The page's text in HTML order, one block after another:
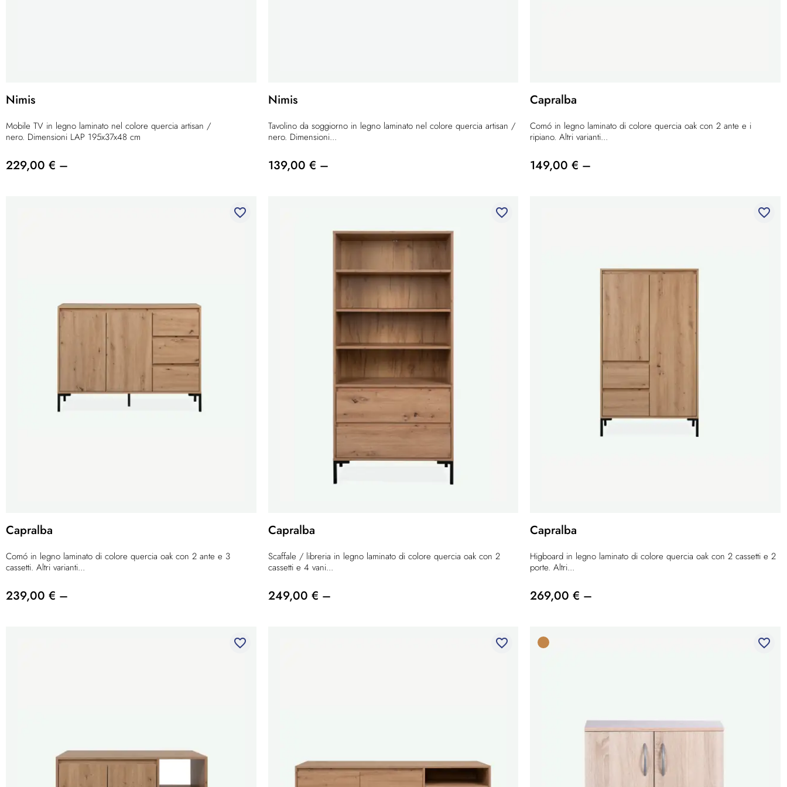
Nimis
Mobile TV in legno laminato nel colore quercia artisan /
nero. Dimensioni LAP 195x37x48 cm
229,00 € –
Nimis
Tavolino da soggiorno in legno laminato nel colore quercia artisan /
nero. Dimensioni...
139,00 € –
Capralba
Comó in legno laminato di colore quercia oak con 2 ante e i
ripiano. Altri varianti...
149,00 € –
favorite_border
Capralba
Comó in legno laminato di colore quercia oak con 2 ante e 3
cassetti. Altri varianti...
239,00 € –
favorite_border
Capralba
Scaffale / libreria in legno laminato di colore quercia oak con 2
cassetti e 4 vani...
249,00 € –
favorite_border
Capralba
Higboard in legno laminato di colore quercia oak con 2 cassetti e 2
porte. Altri...
269,00 € –
favorite_border favorite_border favorite_border